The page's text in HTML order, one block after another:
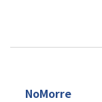
NoMorre